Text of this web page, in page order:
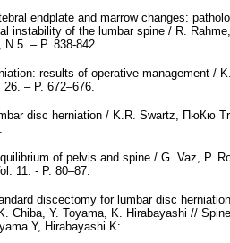
endplate and marrow changes:
instability of the lumbar spine / R.
N 5. – P. 838-842.
results of operative management /
– P. 672–676.
disc herniation / K.R. Swartz, ПюКю
of pelvis and spine / G. Vaz, P.
11. - P. 80–87.
discectomy for lumbar disc
Chiba, Y. Toyama, K. Hirabayashi //
Y, Hirabayashi K: